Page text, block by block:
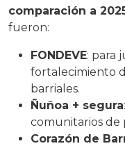
comparación a
fueron:
FONDEVE: para
fortalecimiento
barriales.
Ñuñoa + segura
comunitarios de
Corazón de